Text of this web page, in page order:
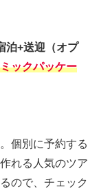
泊+送迎（オプ
ックパッケー
個別に予約する
れる人気のツア
ので、チェック